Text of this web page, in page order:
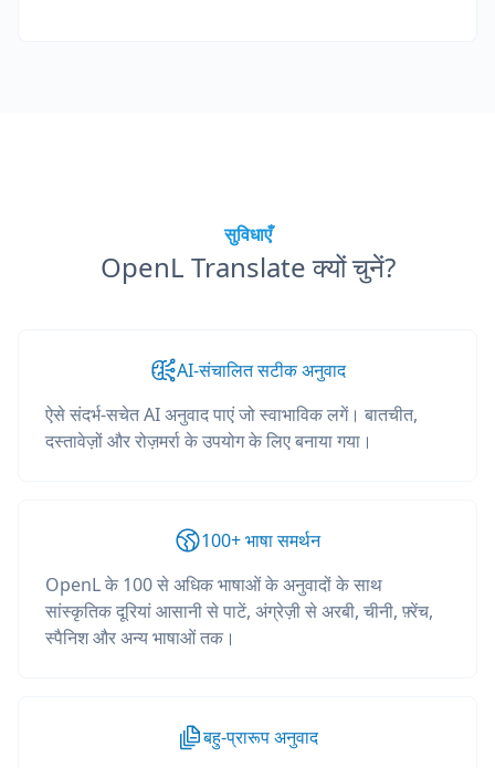
सुविधाएँ
OpenL Translate क्यों चुनें?
AI-संचालित सटीक अनुवाद
ऐसे संदर्भ-सचेत AI अनुवाद पाएं जो स्वाभाविक लगें। बातचीत,
दस्तावेज़ों और रोज़मर्रा के उपयोग के लिए बनाया गया।
100+ भाषा समर्थन
OpenL के 100 से अधिक भाषाओं के अनुवादों के साथ
सांस्कृतिक दूरियां आसानी से पाटें, अंग्रेज़ी से अरबी, चीनी, फ़्रेंच,
स्पैनिश और अन्य भाषाओं तक।
बहु-प्रारूप अनुवाद